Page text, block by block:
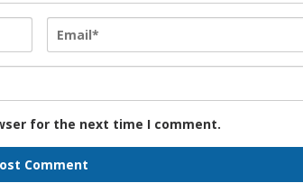
for the next time I comment.